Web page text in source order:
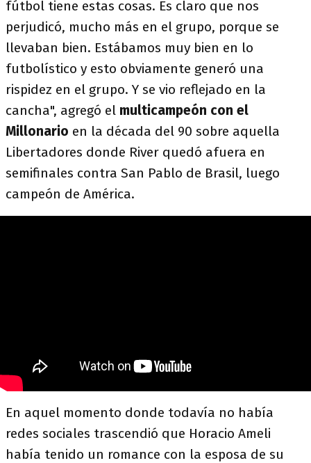
fútbol tiene estas cosas. Es claro que nos
perjudicó, mucho más en el grupo, porque se
llevaban bien. Estábamos muy bien en lo
futbolístico y esto obviamente generó una
rispidez en el grupo. Y se vio reflejado en la
cancha", agregó el multicampeón con el
Millonario en la década del 90 sobre aquella
Libertadores donde River quedó afuera en
semifinales contra San Pablo de Brasil, luego
campeón de América.
En aquel momento donde todavía no había
redes sociales trascendió que Horacio Ameli
había tenido un romance con la esposa de su